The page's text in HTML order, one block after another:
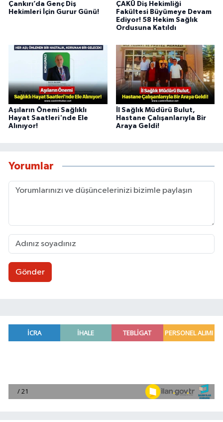
Çankırı’da Genç Diş
Hekimleri İçin Gurur Günü!
ÇAKÜ Diş Hekimliği
Fakültesi Büyümeye Devam
Ediyor! 58 Hekim Sağlık
Ordusuna Katıldı
Aşıların Önemi Sağlıklı
Hayat Saatleri'nde Ele
Alınıyor!
İl Sağlık Müdürü Bulut,
Hastane Çalışanlarıyla Bir
Araya Geldi!
Yorumlar
Gönder